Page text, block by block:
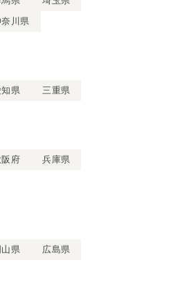
川県
県 三重県
阪府
兵庫県
山県
広島県